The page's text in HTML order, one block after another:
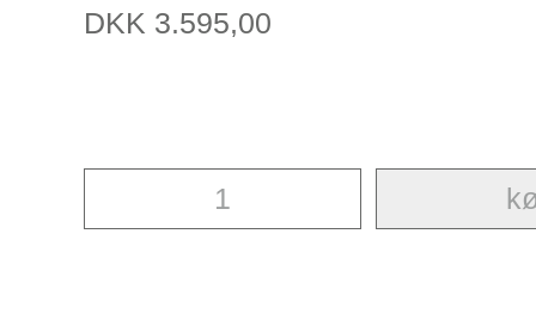
DKK 3.595,00